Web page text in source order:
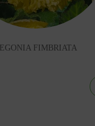
FIMBRIATA